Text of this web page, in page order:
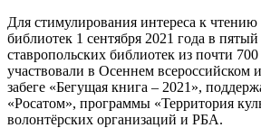
Для стимулирования интереса к
библиотек 1 сентября 2021 года в пятый
ставропольских библиотек из почти
участвовали в Осеннем всероссийском
забеге «Бегущая книга – 2021»,
«Росатом», программы «Территория
волонтёрских организаций и РБА.